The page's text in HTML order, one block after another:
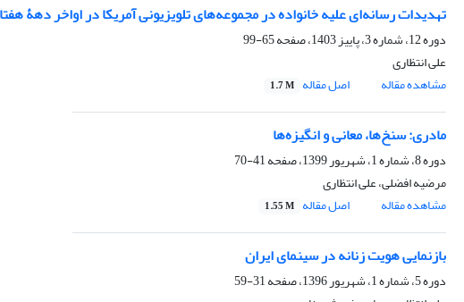
تهدیدات رسانه‌ای علیه خانواده در مجموعه‌های تلویزیونی آمریکا در اواخر دهۀ
دوره 12، شماره 3، پاییز 1403، صفحه
65-99
علی انتظاری
مشاهده مقاله
اصل مقاله 1.7 M
مادری: سنخ‌ها، معانی و انگیزه‌ها
دوره 8، شماره 1، شهریور 1399، صفحه
41-70
مرضیه افضلی، علی انتظاری
مشاهده مقاله
اصل مقاله 1.55 M
بازنمایی هویت زنانه در سینمای ایران
دوره 5، شماره 1، شهریور 1396، صفحه
31-59